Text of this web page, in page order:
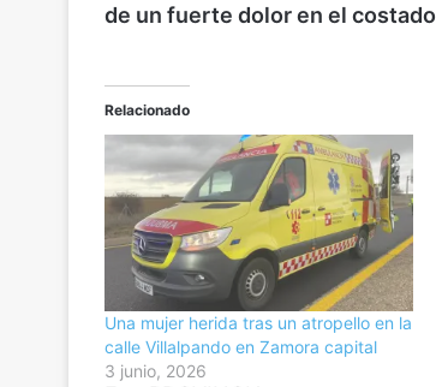
de un fuerte dolor en el costado
Relacionado
Una mujer herida tras un atropello en la
calle Villalpando en Zamora capital
3 junio, 2026